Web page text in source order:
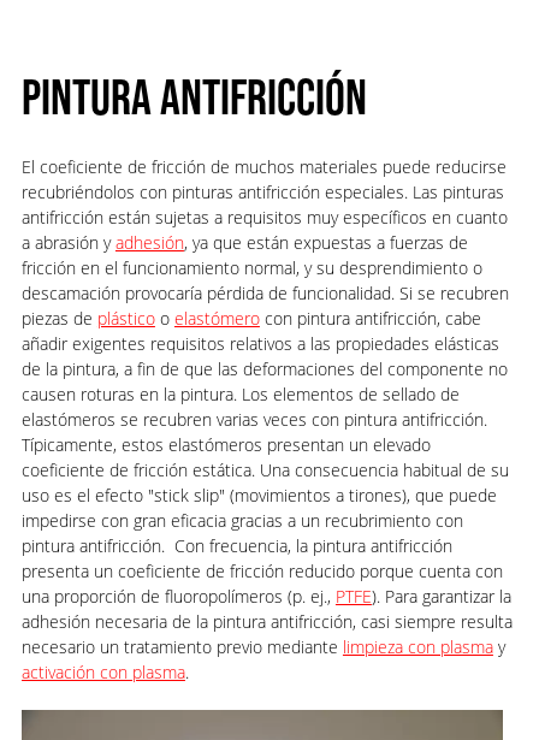
PINTURA ANTIFRICCIÓN
El coeficiente de fricción de muchos materiales puede reducirse
recubriéndolos con pinturas antifricción especiales. Las pinturas
antifricción están sujetas a requisitos muy específicos en cuanto
a abrasión yadhesión, ya que están expuestas a fuerzas de
fricción en el funcionamiento normal, y su desprendimiento o
descamación provocaría pérdida de funcionalidad. Si se recubren
piezas de plásticoo elastómerocon pintura antifricción, cabe
añadir exigentes requisitos relativos a las propiedades elásticas
de la pintura, a fin de que las deformaciones del componente no
causen roturas en la pintura. Los elementos de sellado de
elastómeros se recubren varias veces con pintura antifricción.
Típicamente, estos elastómeros presentan un elevado
coeficiente de fricción estática. Una consecuencia habitual de su
uso es el efecto "stick slip" (movimientos a tirones), que puede
impedirse con gran eficacia gracias a un recubrimiento con
pintura antifricción. Con frecuencia, la pintura antifricción
presenta un coeficiente de fricción reducido porque cuenta con
una proporción de fluoropolímeros (p. ej., PTFE). Para garantizar la
adhesión necesaria de la pintura antifricción, casi siempre resulta
necesario un tratamiento previo mediante limpieza con plasmay
activación con plasma.